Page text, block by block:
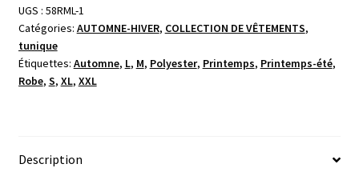
tunique
encolure
plissé,
déphasé
au
UGS : 58RML-1
Catégories: AUTOMNE-HIVER, COLLECTION DE VÊTEMENTS,
tunique
Étiquettes: Automne, L, M, Polyester, Printemps, Printemps-été,
Robe, S, XL, XXL
Description